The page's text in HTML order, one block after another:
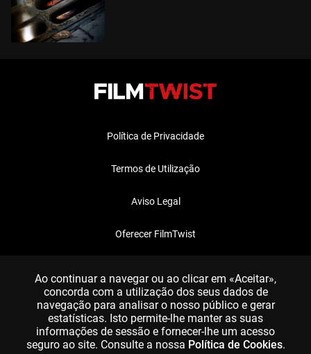
Política de Privacidade
Termos de Utilização
Aviso Legal
Oferecer FilmTwist
Ao continuar a navegar ou ao clicar em «Aceitar»,
concorda com a utilização dos seus dados de
navegação para analisar o nosso público e gerar
estatísticas. Isto permite-lhe manter as suas
informações de sessão e fornecer-lhe um acesso
seguro ao site. Consulte a nossa Política de Cookies.